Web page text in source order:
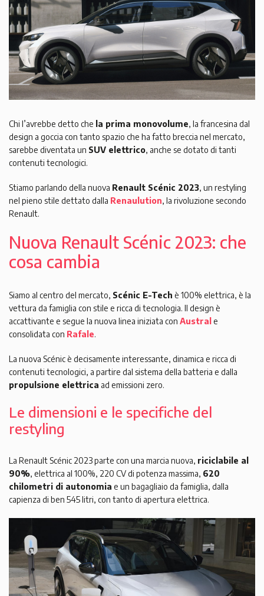
Chi l’avrebbe detto che la prima monovolume, la francesina dal
design a goccia con tanto spazio che ha fatto breccia nel mercato,
sarebbe diventata un SUV elettrico, anche se dotato di tanti
contenuti tecnologici.
Stiamo parlando della nuova Renault Scénic 2023, un restyling
nel pieno stile dettato dalla Renaulution, la rivoluzione secondo
Renault.
Nuova Renault Scénic 2023: che
cosa cambia
Siamo al centro del mercato, Scénic E-Tech è 100% elettrica, è la
vettura da famiglia con stile e ricca di tecnologia. Il design è
accattivante e segue la nuova linea iniziata con Austral e
consolidata con Rafale.
La nuova Scénic è decisamente interessante, dinamica e ricca di
contenuti tecnologici, a partire dal sistema della batteria e dalla
propulsione elettrica ad emissioni zero.
Le dimensioni e le specifiche del
restyling
La Renault Scénic 2023 parte con una marcia nuova, riciclabile al
90%, elettrica al 100%, 220 CV di potenza massima, 620
chilometri di autonomia e un bagagliaio da famiglia, dalla
capienza di ben 545 litri, con tanto di apertura elettrica.